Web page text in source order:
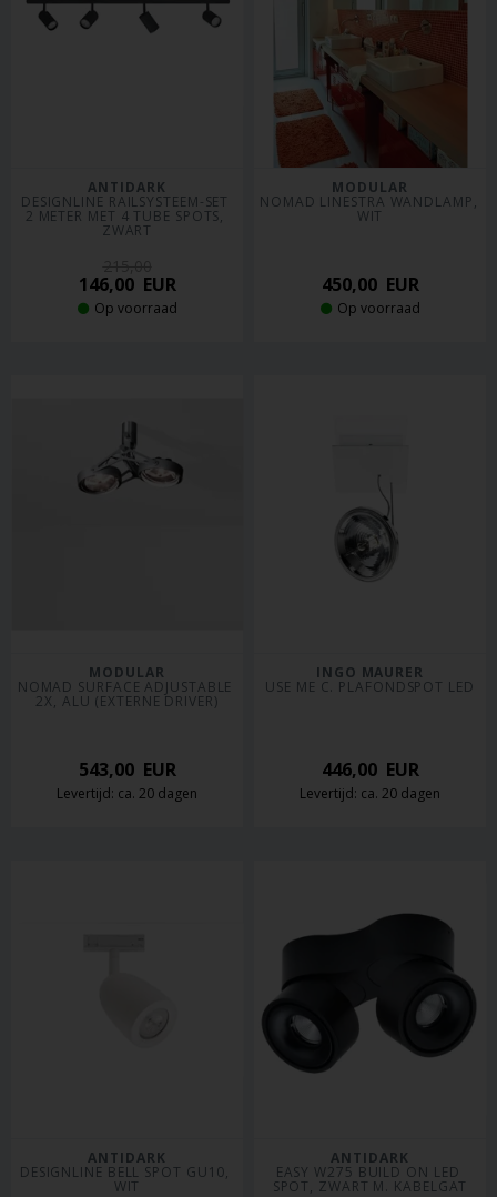
ANTIDARK
DESIGNLINE RAILSYSTEEM-SET
2 METER MET 4 TUBE SPOTS,
ZWART
146,00EUR
Op voorraad
MODULAR
NOMAD LINESTRA WANDLAMP,
WIT
450,00EUR
Op voorraad
MODULAR
NOMAD SURFACE ADJUSTABLE
2X, ALU (EXTERNE DRIVER)
543,00EUR
Levertijd: ca. 20 dagen
INGO MAURER
USE ME C. PLAFONDSPOT LED
446,00EUR
Levertijd: ca. 20 dagen
ANTIDARK
DESIGNLINE BELL SPOT GU10,
WIT
ANTIDARK
EASY W275 BUILD ON LED
SPOT, ZWART M. KABELGAT